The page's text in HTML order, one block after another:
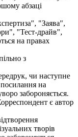
абзаці
"Заява",
"Тест-драйв",
на правах
з
чи наступне
на
забороняється.
є автор
творів